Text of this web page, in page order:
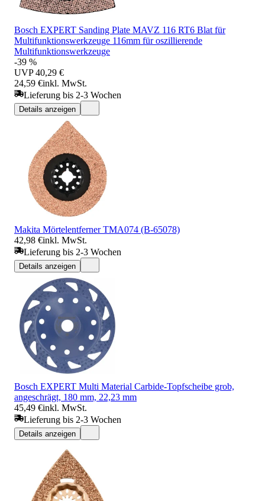
Bosch EXPERT Sanding Plate MAVZ 116 RT6 Blat für
Multifunktionswerkzeuge 116mm für oszillierende
Multifunktionswerkzeuge
-39 %
UVP 40,29 €
24,59 €inkl. MwSt.
Lieferung bis 2-3 Wochen
Details anzeigen
Makita Mörtelentferner TMA074 (B-65078)
42,98 €inkl. MwSt.
Lieferung bis 2-3 Wochen
Details anzeigen
Bosch EXPERT Multi Material Carbide-Topfscheibe grob,
angeschrägt, 180 mm, 22,23 mm
45,49 €inkl. MwSt.
Lieferung bis 2-3 Wochen
Details anzeigen